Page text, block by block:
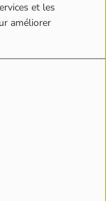
et les
améliorer
interview
article